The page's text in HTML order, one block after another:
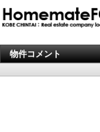
物件コメント